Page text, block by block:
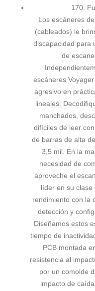
Los escáneres
(cableados) le
discapacidad para
de
escáneres
agresivo en
lineales.
manchados,
difíciles de leer
de barras de alta
3,5 mil. En la
necesidad de
aproveche el
líder en su clase
rendimiento con la
detección y
Diseñamos estos
tiempo de
PCB montada
resistencia al
por un comolde
impacto de